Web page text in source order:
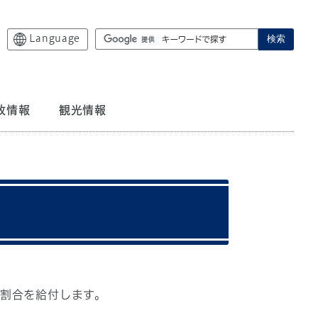
Language 検索
情報 観光情報
合を給付します。